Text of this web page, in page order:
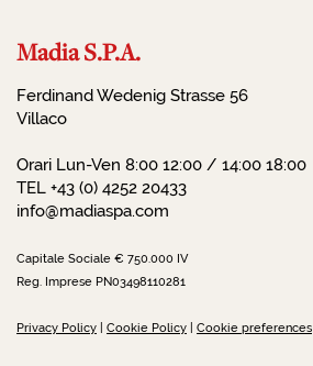
Madia S.P.A.
Ferdinand Wedenig Strasse 56
Villaco
Orari Lun-Ven 8:00 12:00 / 14:00 18:00
TEL +43 (0) 4252 20433
info@madiaspa.com
Capitale Sociale € 750.000 IV
Reg. Imprese PN03498110281
Privacy Policy | Cookie Policy | Cookie preferences